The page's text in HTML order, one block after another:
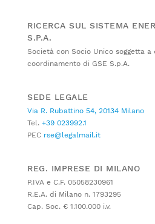
RICERCA SUL SISTEMA
S.P.A.
Società con Socio Unico soggetta a
coordinamento di GSE S.p.A.
SEDE LEGALE
Via R. Rubattino 54, 20134 Milano
Tel. +39 023992.1
PEC rse@legalmail.it
REG. IMPRESE DI MILANO
P.IVA e C.F. 05058230961
R.E.A. di Milano n. 1793295
Cap. Soc. € 1.100.000 i.v.